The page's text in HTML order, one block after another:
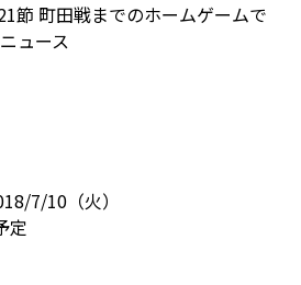
町田戦までのホームゲームで
ュース
7/10（火）
定